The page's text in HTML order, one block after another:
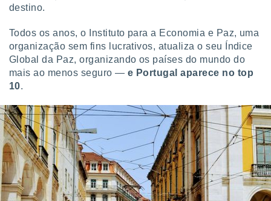
estudos
e
de
destino.
Todos os anos, o Instituto para a Economia e Paz, uma
organização sem fins lucrativos, atualiza o seu Índice
Global da Paz, organizando os países do mundo do
mais ao menos seguro —e Portugal aparece no top
10.